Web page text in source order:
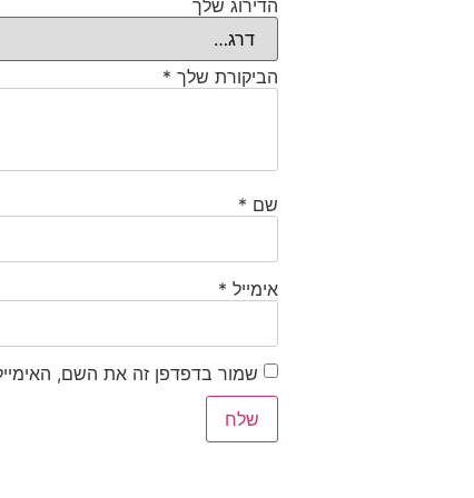
הדירוג שלך
הביקורת שלך *
שם *
אימייל *
שמור בדפדפן זה את השם,